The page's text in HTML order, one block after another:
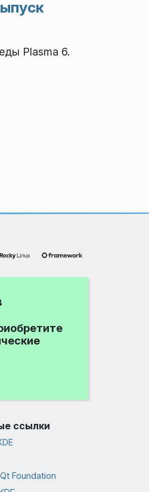
Plasma 6.
ссылки
Foundation